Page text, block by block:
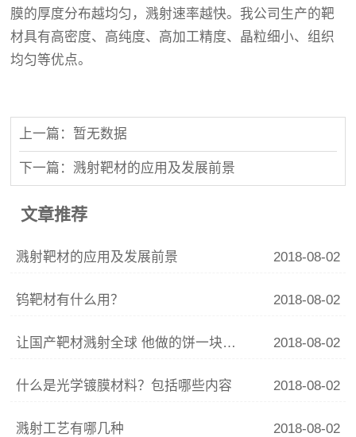
膜的厚度分布越均匀，溅射速率越快。我公司生产的靶
材具有高密度、高纯度、高加工精度、晶粒细小、组织
均匀等优点。
上一篇：暂无数据
下一篇：溅射靶材的应用及发展前景
文章推荐
溅射靶材的应用及发展前景 2018-08-02
钨靶材有什么用？ 2018-08-02
让国产靶材溅射全球 他做的饼一块价值几万美元 2018-08-02
什么是光学镀膜材料？包括哪些内容 2018-08-02
溅射工艺有哪几种 2018-08-02